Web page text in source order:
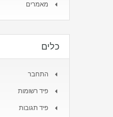
מאמרים
כלים
התחבר
פיד רשומות
פיד תגובות